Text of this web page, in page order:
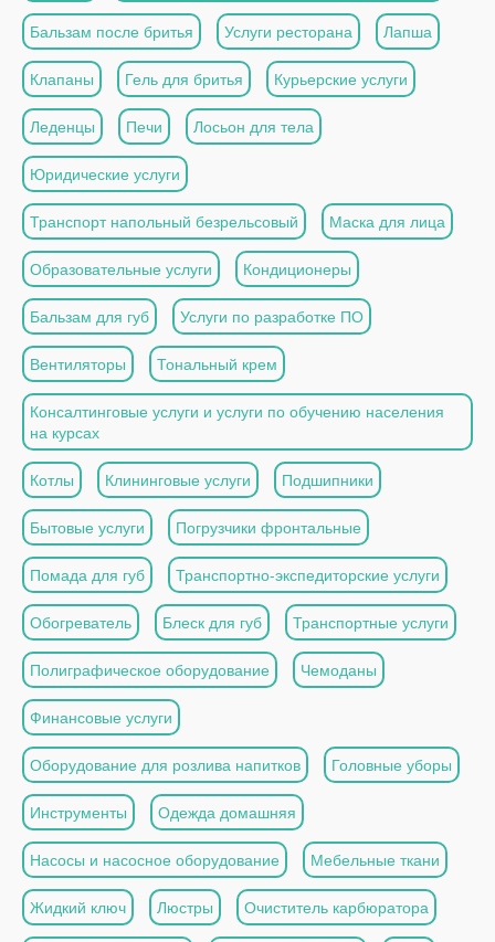
Бальзам после бритья Услуги ресторана Лапша
Клапаны Гель для бритья Курьерские услуги
Леденцы Печи Лосьон для тела
Юридические услуги
Транспорт напольный безрельсовый Маска для лица
Образовательные услуги Кондиционеры
Бальзам для губ Услуги по разработке ПО
Вентиляторы Тональный крем
Консалтинговые услуги и услуги по обучению населения
на курсах
Котлы Клининговые услуги Подшипники
Бытовые услуги Погрузчики фронтальные
Помада для губ Транспортно-экспедиторские услуги
Обогреватель Блеск для губ Транспортные услуги
Полиграфическое оборудование Чемоданы
Финансовые услуги
Оборудование для розлива напитков Головные уборы
Инструменты Одежда домашняя
Насосы и насосное оборудование Мебельные ткани
Жидкий ключ Люстры Очиститель карбюратора